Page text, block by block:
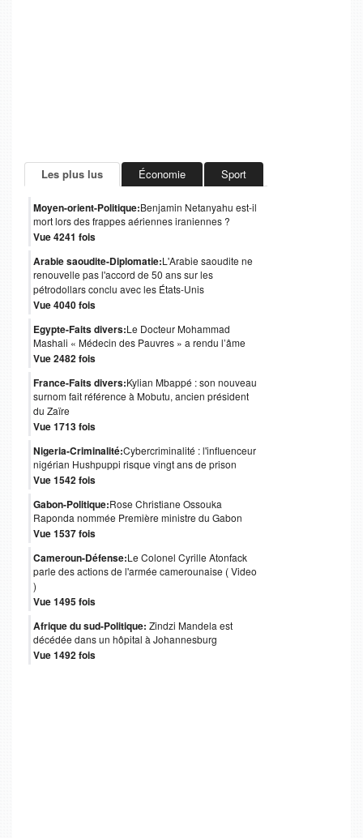
Les plus lus Économie Sport
Moyen-orient-Politique:Benjamin Netanyahu est-il
mort lors des frappes aériennes iraniennes ?
Vue 4241 fois
Arabie saoudite-Diplomatie:L'Arabie saoudite ne
renouvelle pas l'accord de 50 ans sur les
pétrodollars conclu avec les États-Unis
Vue 4040 fois
Egypte-Faits divers:Le Docteur Mohammad
Mashali « Médecin des Pauvres » a rendu l’âme
Vue 2482 fois
France-Faits divers:Kylian Mbappé : son nouveau
surnom fait référence à Mobutu, ancien président
du Zaïre
Vue 1713 fois
Nigeria-Criminalité:Cybercriminalité : l'influenceur
nigérian Hushpuppi risque vingt ans de prison
Vue 1542 fois
Gabon-Politique:Rose Christiane Ossouka
Raponda nommée Première ministre du Gabon
Vue 1537 fois
Cameroun-Défense:Le Colonel Cyrille Atonfack
parle des actions de l'armée camerounaise ( Video
)
Vue 1495 fois
Afrique du sud-Politique: Zindzi Mandela est
décédée dans un hôpital à Johannesburg
Vue 1492 fois